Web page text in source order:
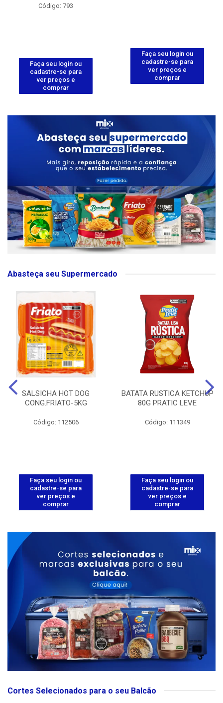
Código: 793
Faça seu login ou
cadastre-se para
ver preços e
comprar
Faça seu login ou
cadastre-se para
ver preços e
comprar
Abasteça seu Supermercado
SALSICHA HOT DOG
CONG.FRIATO-5KG
Código: 112506
Faça seu login ou
cadastre-se para
ver preços e
comprar
BATATA RUSTICA KETCHUP
80G PRATIC LEVE
Código: 111349
Faça seu login ou
cadastre-se para
ver preços e
comprar
Cortes Selecionados para o seu Balcão